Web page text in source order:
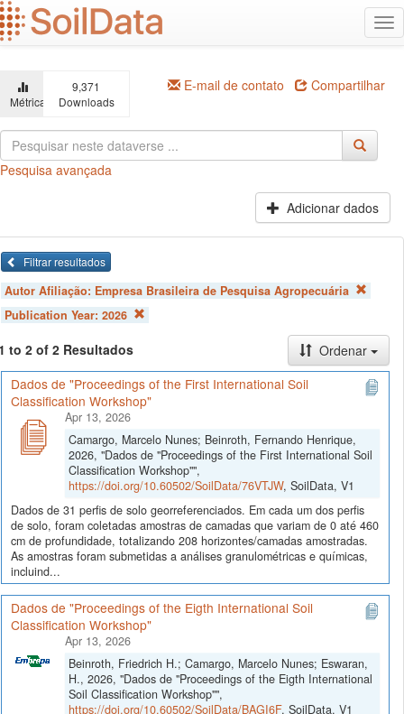
Ir
para
o
principal
Métricas
9,371
Downloads
E-mail de contato Compartilhar
Pesquisa avançada
Adicionar dados
Filtrar resultados
Autor Afiliação: Empresa Brasileira de Pesquisa Agropecuária
Publication Year: 2026
to 2 of 2 Resultados
Ordenar
Dados de "Proceedings of the First International Soil
Classification Workshop"
Apr 13, 2026
Camargo, Marcelo Nunes; Beinroth, Fernando Henrique,
2026, "Dados de "Proceedings of the First International Soil
Classification Workshop"",
https://doi.org/10.60502/SoilData/76VTJW, SoilData, V1
Dados de 31 perfis de solo georreferenciados. Em cada um dos perfis
de solo, foram coletadas amostras de camadas que variam de 0 até 460
cm de profundidade, totalizando 208 horizontes/camadas amostradas.
As amostras foram submetidas a análises granulométricas e químicas,
incluind...
Dados de "Proceedings of the Eigth International Soil
Classification Workshop"
Apr 13, 2026
Beinroth, Friedrich H.; Camargo, Marcelo Nunes; Eswaran,
H., 2026, "Dados de "Proceedings of the Eigth International
Soil Classification Workshop"",
https://doi.org/10.60502/SoilData/BAGI6F, SoilData, V1